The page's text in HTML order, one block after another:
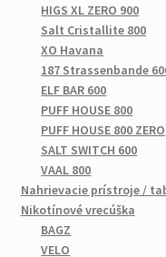
HIGS XL ZERO 900
Salt Cristallite 800
XO Havana
187 Strassenbande
ELF BAR 600
PUFF HOUSE 800
PUFF HOUSE 800 ZERO
SALT SWITCH 600
VAAL 800
Nahrievacie prístroje /
Nikotínové vrecúška
BAGZ
VELO